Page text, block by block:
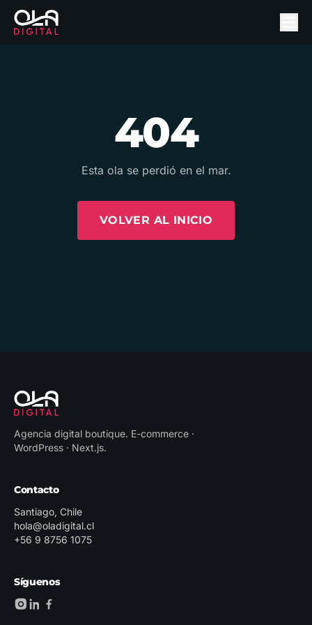
404
Esta ola se perdió en el mar.
VOLVER AL INICIO
Agencia digital boutique. E-commerce ·
WordPress · Next.js.
Contacto
Santiago, Chile
hola@oladigital.cl
+56 9 8756 1075
Síguenos